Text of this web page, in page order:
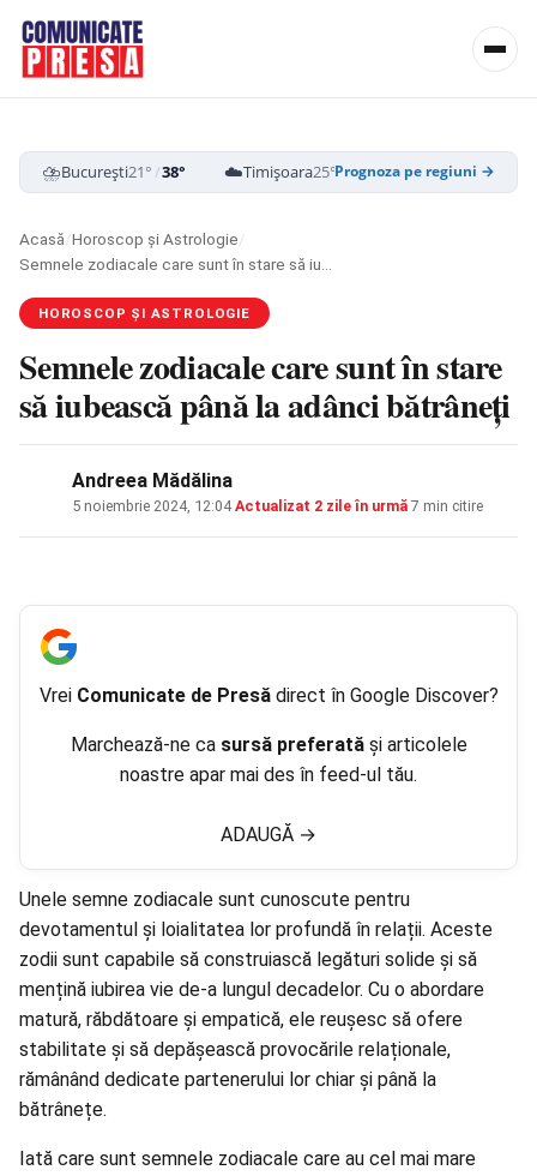
⛈️București21°/38° ☁️Timișoara25°/39° ⛈️Cluj-Napoca
Prognoza pe regiuni →
Acasă/Horoscop și Astrologie/
HOROSCOP ȘI ASTROLOGIE
Semnele zodiacale care sunt în stare
să iubească până la adânci bătrâneți
Andreea Mădălina
5 noiembrie 2024, 12:04·Actualizat 2 zile în urmă 7 min citire
Vrei Comunicate de Presădirect în Google Discover?
Marchează-ne ca sursă preferatăși articolele
noastre apar mai des în feed-ul tău.
ADAUGĂ →
Unele semne zodiacale sunt cunoscute pentru
devotamentul și loialitatea lor profundă în relații. Aceste
zodii sunt capabile să construiască legături solide și să
mențină iubirea vie de-a lungul decadelor. Cu o abordare
matură, răbdătoare și empatică, ele reușesc să ofere
stabilitate și să depășească provocările relaționale,
rămânând dedicate partenerului lor chiar și până la
bătrânețe.
Iată care sunt semnele zodiacale care au cel mai mare